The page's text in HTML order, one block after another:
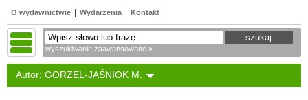
O wydawnictwie Wydarzenia Kontakt
wyszukiwanie zaawansowane »
Autor: GORZEL-JAŚNIOK M.